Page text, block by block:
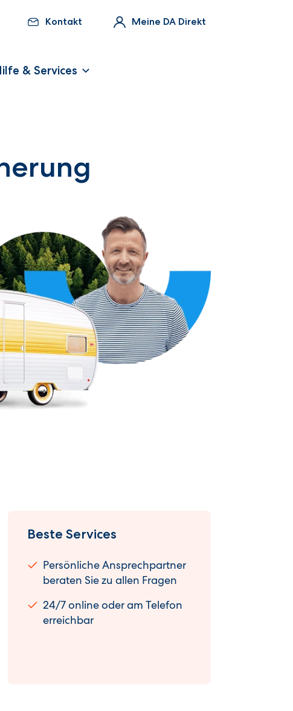
Kontakt Meine DA Direkt
& Services
Beste Services
Persönliche Ansprechpartner
beraten Sie zu allen Fragen
24/7 online oder am Telefon
erreichbar